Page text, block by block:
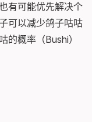
有可能优先解决个
可以减少鸽子咕咕
的概率（Bushi）